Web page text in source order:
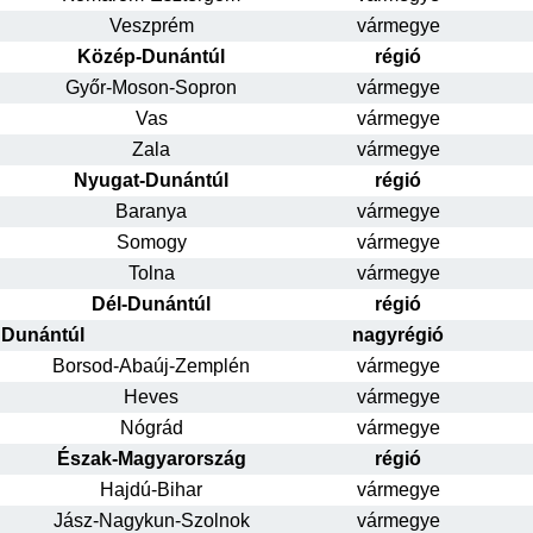
Veszprém
vármegye
Közép-Dunántúl
régió
Győr-Moson-Sopron
vármegye
Vas
vármegye
Zala
vármegye
Nyugat-Dunántúl
régió
Baranya
vármegye
Somogy
vármegye
Tolna
vármegye
Dél-Dunántúl
régió
Dunántúl
nagyrégió
Borsod-Abaúj-Zemplén
vármegye
Heves
vármegye
Nógrád
vármegye
Észak-Magyarország
régió
Hajdú-Bihar
vármegye
Jász-Nagykun-Szolnok
vármegye